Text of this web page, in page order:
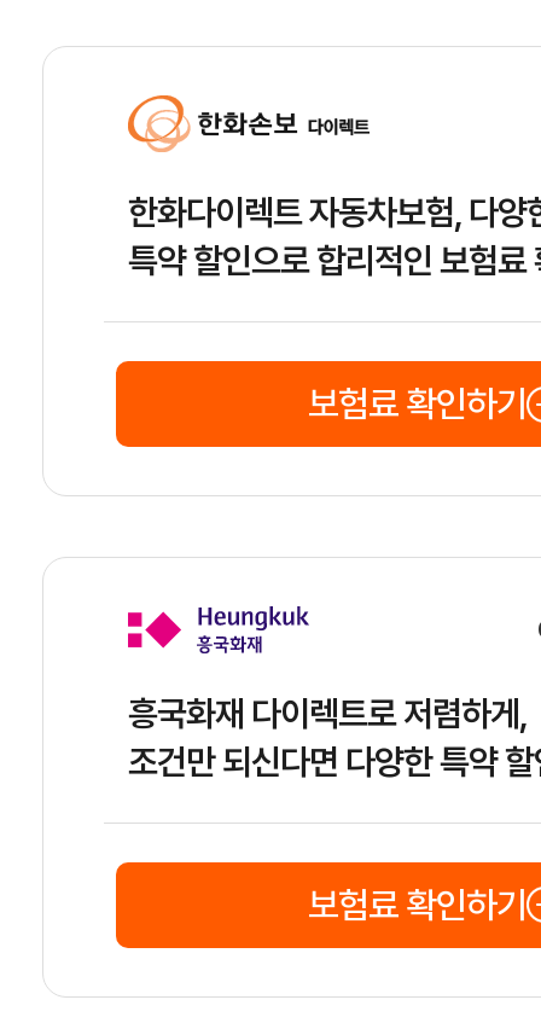
한화다이렉트 자동차보험, 다양
특약 할인으로 합리적인 보험료
보험료 확인하기
흥국화재 다이렉트로 저렴하게,
조건만 되신다면 다양한 특약
보험료 확인하기